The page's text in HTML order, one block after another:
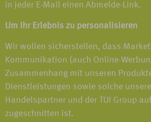
in jeder E-Mail einen Abmelde-Link.
Um Ihr Erlebnis zu personalisieren
Wir wollen sicherstellen, dass
Kommunikation (auch Online-
Zusammenhang mit unseren
Dienstleistungen sowie solche
Handelspartner und der TUI Group
zugeschnitten ist.